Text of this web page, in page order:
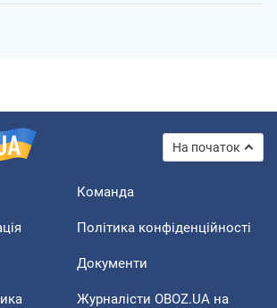
На початок
Команда
Політика конфіденційності
Документи
Журналісти OBOZ.UA на